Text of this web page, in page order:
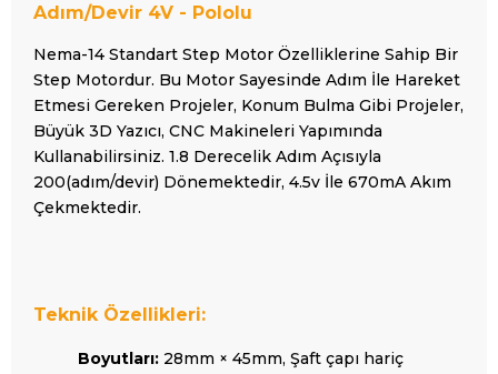
Adım/Devir 4V - Pololu
Nema-14 Standart Step Motor Özelliklerine Sahip Bir
Step Motordur. Bu Motor Sayesinde Adım İle Hareket
Etmesi Gereken Projeler, Konum Bulma Gibi Projeler,
Büyük 3D Yazıcı, CNC Makineleri Yapımında
Kullanabilirsiniz. 1.8 Derecelik Adım Açısıyla
200(adım/devir) Dönemektedir, 4.5v İle 670mA Akım
Çekmektedir.
Teknik Özellikleri:
Boyutları: 28mm × 45mm, Şaft çapı hariç